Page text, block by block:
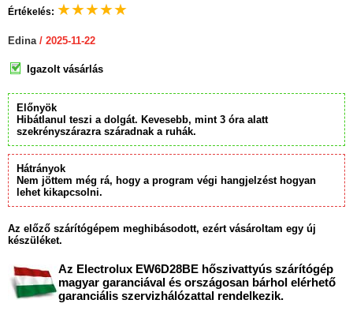
Értékelés: ★★★★★
Edina/ 2025-11-22
Igazolt vásárlás
Előnyök
Hibátlanul teszi a dolgát. Kevesebb, mint 3 óra alatt
szekrényszárazra száradnak a ruhák.
Hátrányok
Nem jöttem még rá, hogy a program végi hangjelzést hogyan
lehet kikapcsolni.
Az előző szárítógépem meghibásodott, ezért vásároltam egy új
készüléket.
Az Electrolux EW6D28BE hőszivattyús szárítógép
magyar garanciával és országosan bárhol elérhető
garanciális szervizhálózattal rendelkezik.